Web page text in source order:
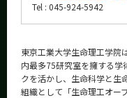
Tel : 045-924-5942
東京工業大学生命理工学院
内最多75研究室を擁する学
クを活かし、生命科学と生
組織として「生命理工オー